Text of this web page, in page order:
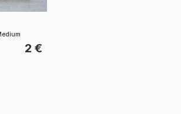
2 €